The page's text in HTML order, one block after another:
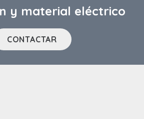
y material eléctrico
CONTACTAR